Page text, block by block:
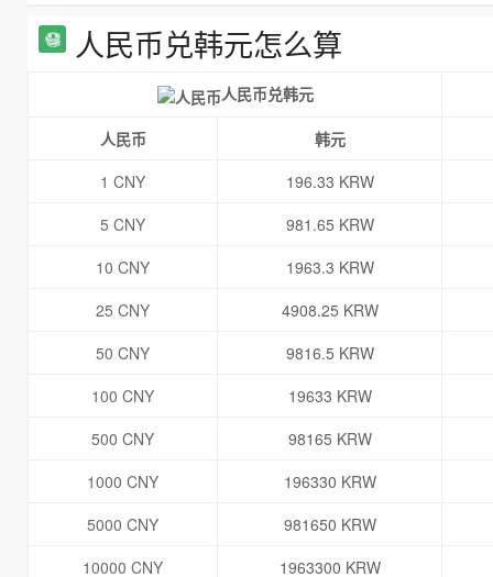
人民币兑韩元怎么算
人民币兑韩元
人民币
韩元
1 CNY
196.33 KRW
5 CNY
981.65 KRW
10 CNY
1963.3 KRW
25 CNY
4908.25 KRW
50 CNY
9816.5 KRW
100 CNY
19633 KRW
500 CNY
98165 KRW
1000 CNY
196330 KRW
5000 CNY
981650 KRW
10000 CNY
1963300 KRW